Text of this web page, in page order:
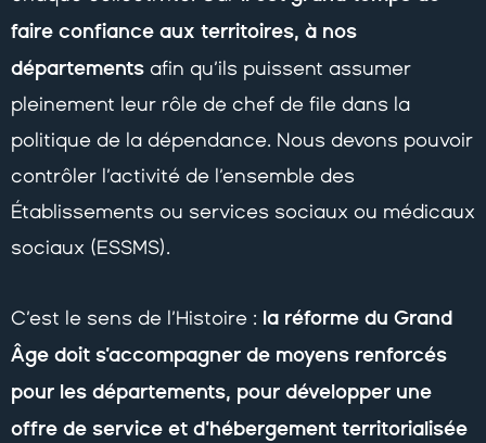
faire confiance aux territoires, à nos
départements afin qu’ils puissent assumer
pleinement leur rôle de chef de file dans la
politique de la dépendance. Nous devons pouvoir
contrôler l’activité de l’ensemble des
Établissements ou services sociaux ou médicaux
sociaux (ESSMS).
C’est le sens de l’Histoire : la réforme du Grand
Âge doit s’accompagner de moyens renforcés
pour les départements, pour développer une
offre de service et d’hébergement territorialisée